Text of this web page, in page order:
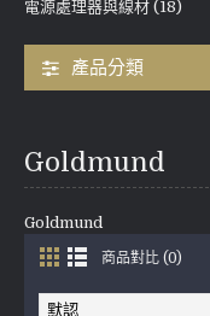
電源處理器與線材 (18)
產品分類
Goldmund
Goldmund
商品對比 (0)